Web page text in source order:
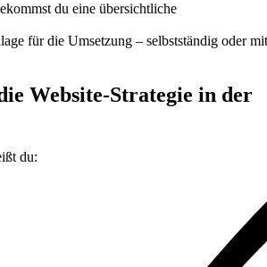
du eine übersichtliche
für die Umsetzung – selbstständig oder mit
Website-Strategie in der
du: